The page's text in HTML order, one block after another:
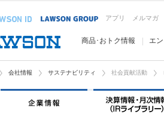
アプリ メルマガ
商品･おトク情報 エ
会社情報 サステナビリティ 社会貢献活動
企業情報